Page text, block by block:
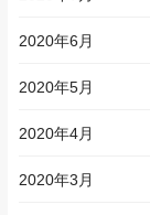
2020年6月
2020年5月
2020年4月
2020年3月